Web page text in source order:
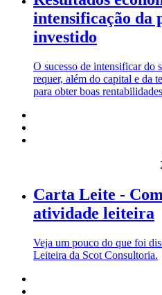
intensificação da
investido
O sucesso de intensificar do
requer, além do capital e da
para obter boas
Carta Leite -
atividade leiteira
Veja um pouco do que foi
Leiteira da Scot Consultoria.